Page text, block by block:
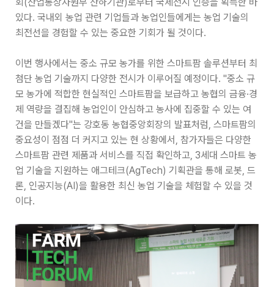
있다. 국내외 농업 관련 기업들과 농업인들에게는 농업 기술의
최전선을 경험할 수 있는 중요한 기회가 될 것이다.
이번 행사에서는 중소 규모 농가를 위한 스마트팜 솔루션부터 최
첨단 농업 기술까지 다양한 전시가 이루어질 예정이다. "중소 규
모 농가에 적합한 현실적인 스마트팜을 보급하고 농협의 금융·경
제 역량을 결집해 농업인이 안심하고 농사에 집중할 수 있는 여
건을 만들겠다"는 강호동 농협중앙회장의 발표처럼, 스마트팜의
중요성이 점점 더 커지고 있는 현 상황에서, 참가자들은 다양한
스마트팜 관련 제품과 서비스를 직접 확인하고, 3세대 스마트 농
업 기술을 지원하는 애그테크(AgTech) 기획관을 통해 로봇, 드
론, 인공지능(AI)을 활용한 최신 농업 기술을 체험할 수 있을 것
이다.